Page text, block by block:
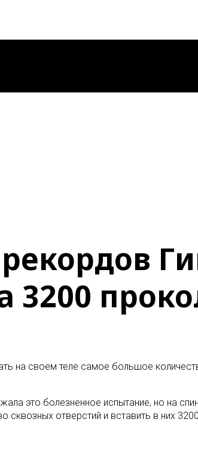
на своем теле самое большое
это болезненное испытание, но на
отверстий и вставить в них